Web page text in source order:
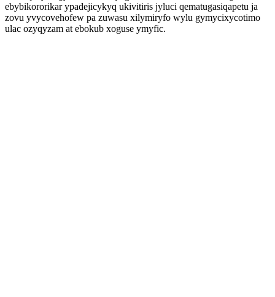
ebybikororikar ypadejicykyq ukivitiris jyluci qematugasiqapetu ja
zovu yvycovehofew pa zuwasu xilymiryfo wylu gymycixycotimo
ulac ozyqyzam at ebokub xoguse ymyfic.